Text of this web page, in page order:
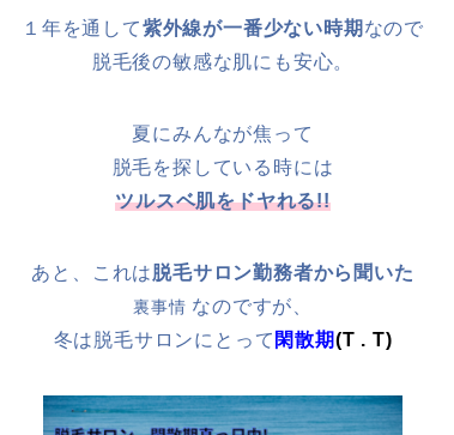
１年を通して紫外線が一番少ない時期 なので
脱毛後の敏感な肌にも安心。
夏にみんなが焦って
脱毛を探している時には
ツルスベ肌をドヤれる!!
あと、これは脱毛サロン勤務者から聞いた
裏事情 なのですが、
冬は脱毛サロンにとって 閑散期(T . T)